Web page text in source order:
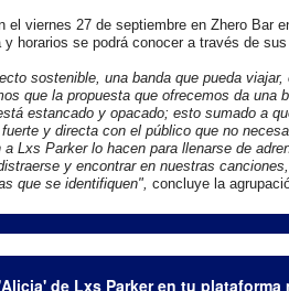
el viernes 27 de septiembre en Zhero Bar
y horarios se podrá conocer a través de
sostenible, una banda que pueda
que la propuesta que ofrecemos da una
estancado y opacado; esto sumado a
y directa con el público que no
Lxs Parker lo hacen para llenarse de
y encontrar en nuestras
que se identifiquen", concluye la
de Lxs Parker en tu